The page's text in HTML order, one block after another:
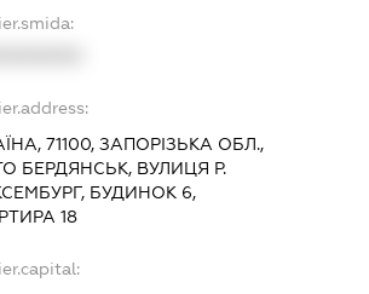
71100, ЗАПОРІЗЬКА ОБЛ.,
БЕРДЯНСЬК, ВУЛИЦЯ Р.
БУДИНОК 6,
18